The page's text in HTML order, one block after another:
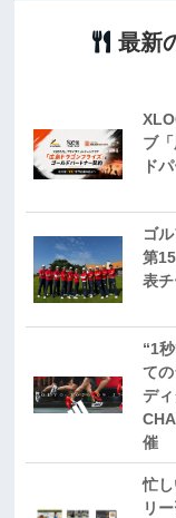
最新
ブ
ド
ゴ
第
表
“1
て
デ
催
忙
リ